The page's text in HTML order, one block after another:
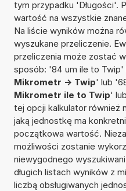
tym przypadku 'Długości'.
wartość na wszystkie
Na liście wyników można
wyszukane przeliczenie.
przeliczenia może zostać
sposób: '84 um ile to
Mikrometr -> Twip' lub
Mikrometr ile to Twip'
tej opcji kalkulator również
jaką jednostkę ma
początkowa wartość.
możliwości zostanie
niewygodnego
długich listach wyników z
liczbą obsługiwanych